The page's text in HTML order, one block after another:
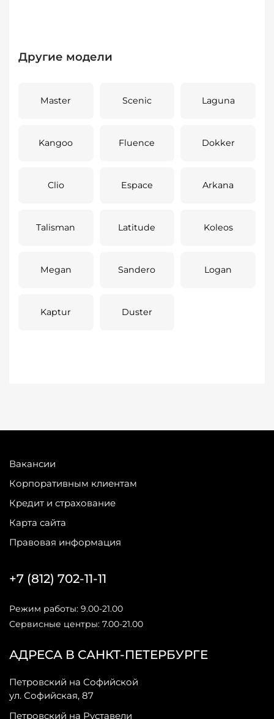
Другие модели
Master Scenic Laguna
Kangoo Fluence Dokker
Clio Espace Arkana
Talisman Latitude Koleos
Megan Sandero Logan
Kaptur Duster
Вакансии
Корпоративным клиентам
Кредит и страхование
Карта сайта
Правовая информация
АДРЕСА В САНКТ-ПЕТЕРБУРГЕ
Петровский на Софийской
ул. Софийская, 87
Петровский на Руставели
+7 (812) 702-11-11
Режим работы: 9.00-21.00
Сервисные центры: 7.00-21.00